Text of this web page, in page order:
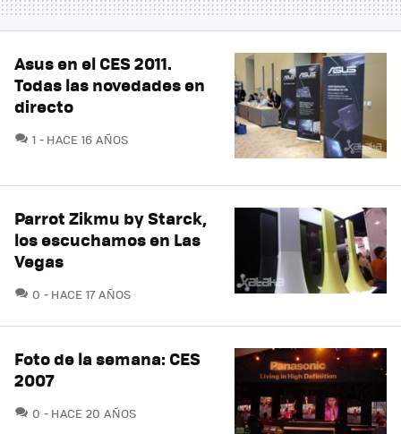
Asus en el CES 2011.
Todas las novedades en
directo
1 COMENTARIOS
HACE 16 AÑOS
Parrot Zikmu by Starck,
los escuchamos en Las
Vegas
0 COMENTARIOS
HACE 17 AÑOS
Foto de la semana: CES
2007
0 COMENTARIOS
HACE 20 AÑOS